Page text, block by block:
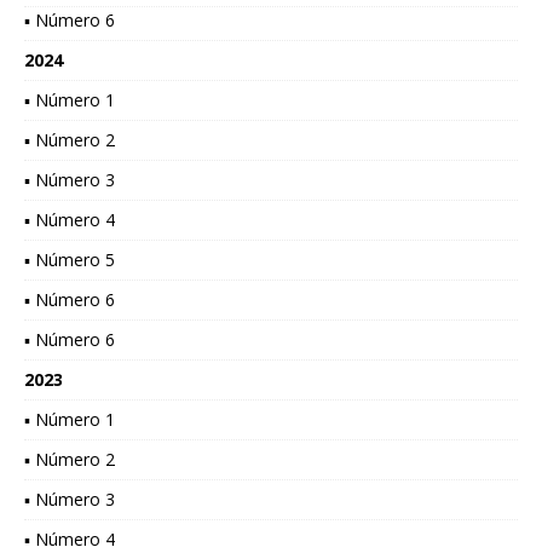
▪ Número 6
2024
▪ Número 1
▪ Número 2
▪ Número 3
▪ Número 4
▪ Número 5
▪ Número 6
▪ Número 6
2023
▪ Número 1
▪ Número 2
▪ Número 3
▪ Número 4